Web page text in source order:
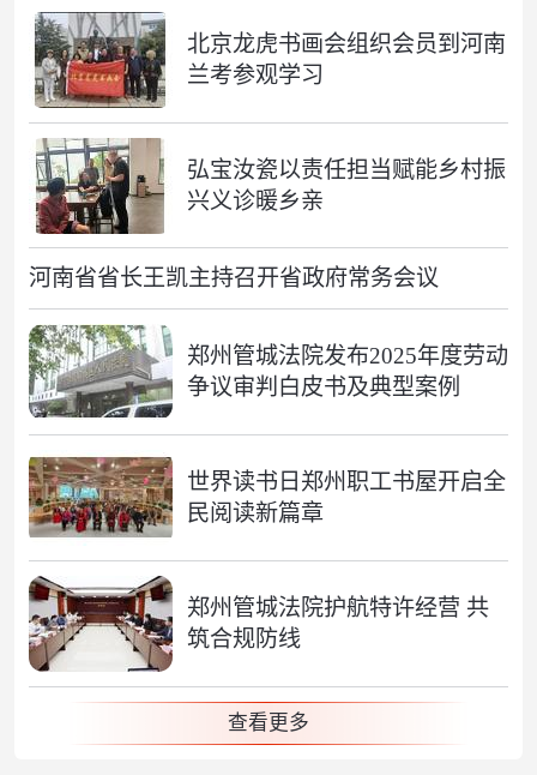
北京龙虎书画会组织会员到河南
兰考参观学习
弘宝汝瓷以责任担当赋能乡村振
兴义诊暖乡亲
河南省省长王凯主持召开省政府常务会议
郑州管城法院发布2025年度劳动
争议审判白皮书及典型案例
世界读书日郑州职工书屋开启全
民阅读新篇章
郑州管城法院护航特许经营 共
筑合规防线
查看更多